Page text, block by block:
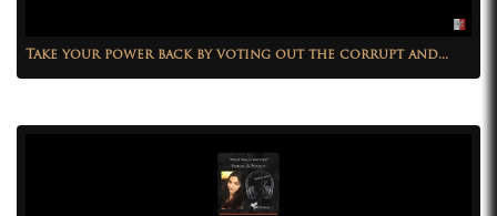
Take your power back by voting out the corrupt and...